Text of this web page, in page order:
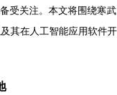
受关注。本文将围绕寒武
其在人工智能应用软件开